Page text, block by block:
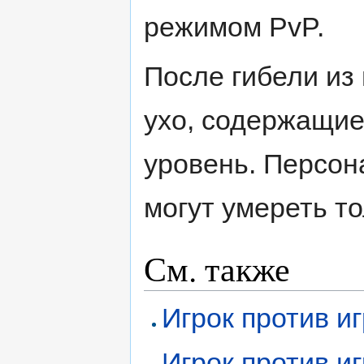
режимом PvP.
После гибели
ухо,
уровень.
могут умереть
См. также
Игрок против